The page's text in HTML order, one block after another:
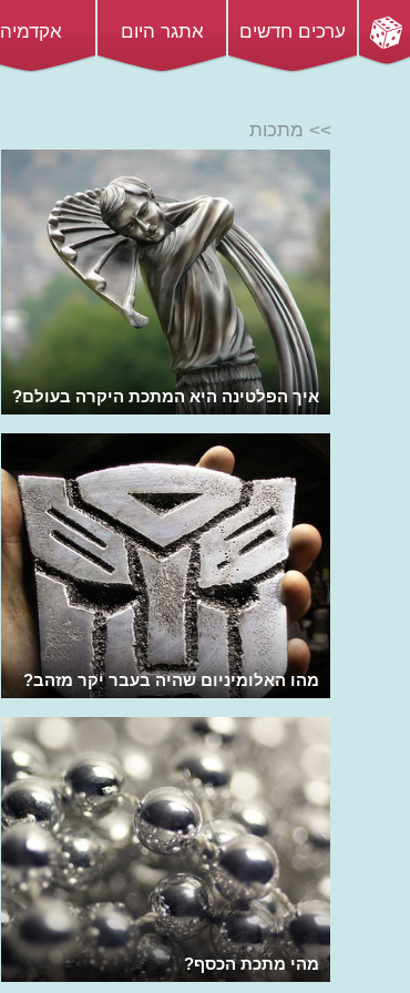
ערכים חדשים אתגר היום אקדמיה
>> מתכות
איך הפלטינה היא המתכת היקרה בעולם?
מהו האלומיניום שהיה בעבר יקר מזהב?
מהי מתכת הכסף?